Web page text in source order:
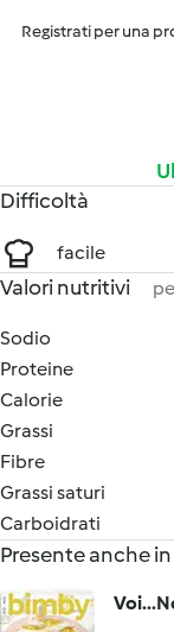
Registrati per una
Difficoltà
facile
Valori nutritivi
Sodio
Proteine
Calorie
Grassi
Fibre
Grassi saturi
Carboidrati
Presente anche in